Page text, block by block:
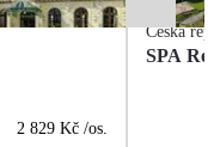
2 829 Kč /os.
Česká
SPA